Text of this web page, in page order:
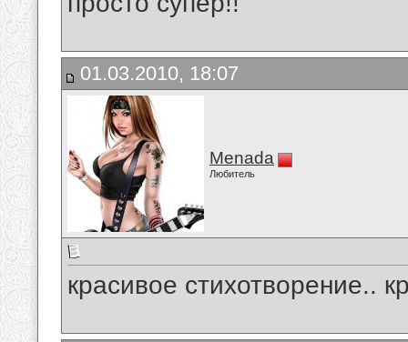
01.03.2010, 18:07
Menada
Любитель
красивое стихотворение..